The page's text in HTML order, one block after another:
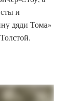
и
дяди Тома»